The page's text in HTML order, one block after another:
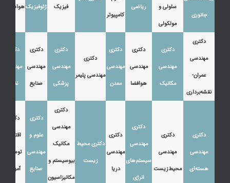
جانوری
سلولی و
مولکولی
ریاضی
کامپیوتر
فیزیک
ژئوفیزیکهواشناسی
دکتری
مهندسی
عمران-
نقشه‌برداری
دکتری
مهندسی
مکانیک
دکتری
مهندسی
هوافضا
دکتری
مهندسی
معدن
دکتری
مهندسی پلیمر
دکتری
مهندسی
پزشکی
دکتری
مهندسی
صنایع
دکتری
مهندسی
نفت
دکتری
مهندسی
هسته‌ای
دکتری
مهندسی
محیط‌زیست
دکتری
مهندسی
سیستم‌های
انرژی
دکتری
مهندسی
دریا
دکتری محیط
زیست
دکتری
مهندسی
مکانیک
بیوسیستم و
مکانیزاسیون
دکتری
علوم و
مهندسی
صنایع
دکتری
اقتصاد،
توسعه و
آموزش